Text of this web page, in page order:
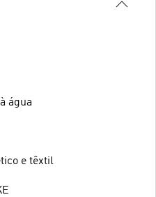
água
e têxtil